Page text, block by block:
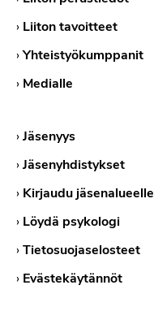
› Liiton tavoitteet
›Yhteistyökumppanit
› Medialle
›Jäsenyys
›Jäsenyhdistykset
› Kirjaudu jäsenalueelle
› Löydä psykologi
›Tietosuojaselosteet
› Evästekäytännöt